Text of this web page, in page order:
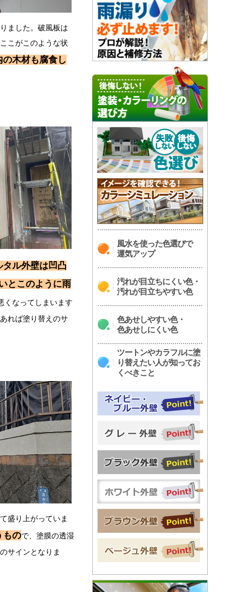
ました。破風板は
こがこのような状
木材も腐食し
タル外壁は凹凸
とこのように雨
くなってしまいます
れば塗り替えのサ
盛り上がっていま
もので、塗膜の透湿
サインとなりま
風水を使った色選びで
運気アップ
汚れが目立ちにくい色・
汚れが目立ちやすい色
色あせしやすい色・
色あせしにくい色
ツートンやカラフルに塗
り替えたい人が知ってお
くべきこと